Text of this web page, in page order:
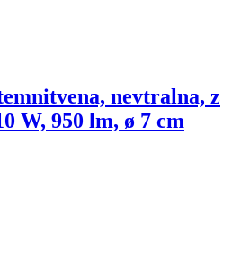
nevtralna, z
W, 950 lm, ø 7 cm